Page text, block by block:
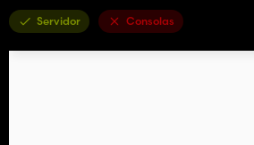
Servidor Consolas